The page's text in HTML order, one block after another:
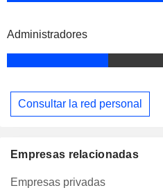
Administradores
Consultar la red personal
Empresas relacionadas
Empresas privadas